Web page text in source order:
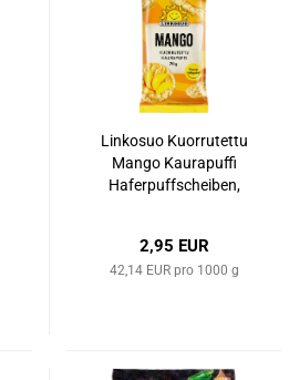
Lin­ko­suo Kuor­ru­tettu
Mango Kau­ra­puf­fi
Ha­fer­puff­schei­ben,
2,95 EUR
42,14 EUR pro 1000 g